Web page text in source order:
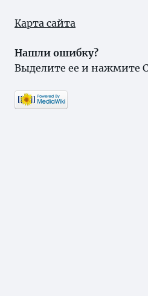
Карта сайта
Нашли ошибку?
Выделите ее и нажмите